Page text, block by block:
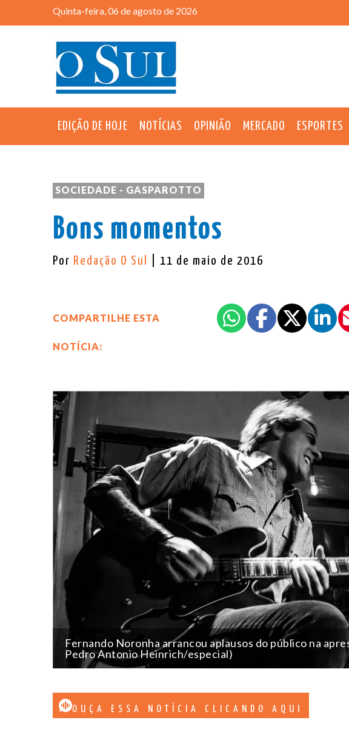
Quinta-feira, 06 de agosto de 2026
EDIÇÃO DE HOJE NOTÍCIAS OPINIÃO MERCADO ESPORTES
SOCIEDADE - GASPAROTTO
Bons momentos
Por Redação O Sul | 11 de maio de 2016
COMPARTILHE ESTA
NOTÍCIA:
Fernando Noronha arrancou aplausos do público na
Pedro Antonio Heinrich/especial)
OUÇA ESSA NOTÍCIA CLICANDO AQUI